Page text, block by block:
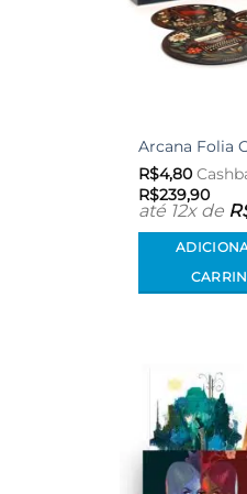
Arcana Folia
R$4,80
R$239,90
até 12x de